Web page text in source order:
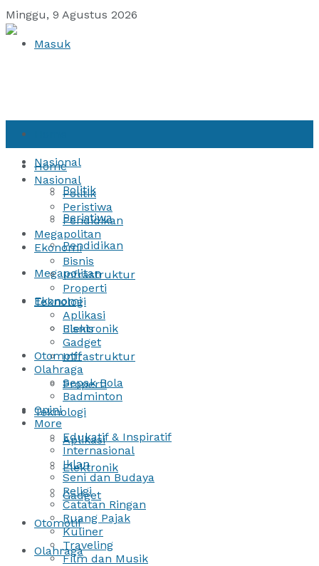
Minggu, 9 Agustus 2026
Masuk
Nasional
Politik
Peristiwa
Pendidikan
Megapolitan
Ekonomi
Bisnis
Infrastruktur
Properti
Teknologi
Aplikasi
Elektronik
Gadget
Otomotif
Olahraga
Home
Nasional
Politik
Peristiwa
Pendidikan
Megapolitan
Ekonomi
Bisnis
Infrastruktur
Properti
Teknologi
Aplikasi
Elektronik
Gadget
Otomotif
Olahraga
Sepak Bola
Badminton
Opini
More
Edukatif & Inspiratif
Internasional
Iklan
Seni dan Budaya
Religi
Catatan Ringan
Ruang Pajak
Kuliner
Traveling
Film dan Musik